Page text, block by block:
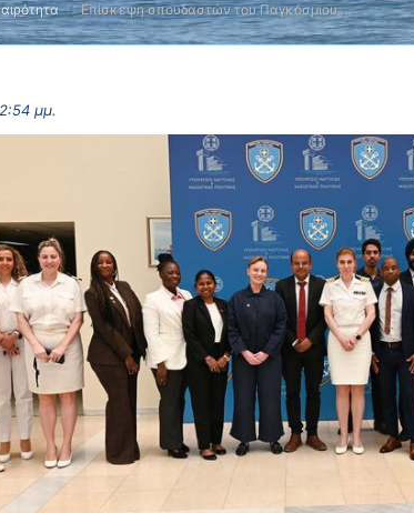
Επίσκεψη σπουδαστών του Παγκόσμιου …
μμ.